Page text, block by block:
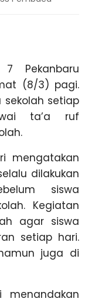
Pekanbaru
(8/3) pagi.
setiap
ta’a ruf
mengatakan
dilakukan
siswa
Kegiatan
agar siswa
setiap hari.
juga di